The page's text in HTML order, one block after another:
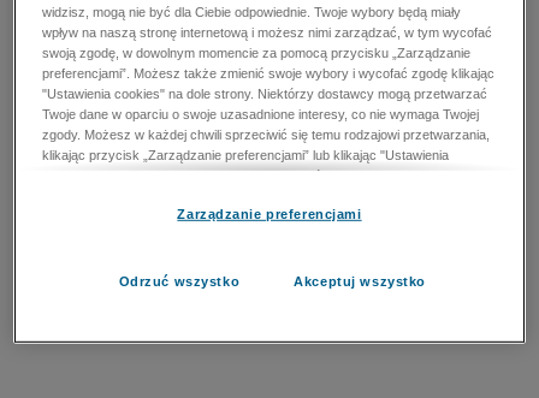
widzisz, mogą nie być dla Ciebie odpowiednie. Twoje wybory będą miały
wpływ na naszą stronę internetową i możesz nimi zarządzać, w tym wycofać
swoją zgodę, w dowolnym momencie za pomocą przycisku „Zarządzanie
preferencjami”. Możesz także zmienić swoje wybory i wycofać zgodę klikając
"Ustawienia cookies" na dole strony. Niektórzy dostawcy mogą przetwarzać
Twoje dane w oparciu o swoje uzasadnione interesy, co nie wymaga Twojej
zgody. Możesz w każdej chwili sprzeciwić się temu rodzajowi przetwarzania,
klikając przycisk „Zarządzanie preferencjami” lub klikając "Ustawienia
cookies" na dole strony. Nie możesz sprzeciwić się przetwarzaniu przez
zapobiegania oszustwom i naprawiania błędów, a w tym celu mogą zostać
przetwarzaniu danych osobowych w celu dostarczania i prezentacji reklam i
Zarządzanie preferencjami
Odrzuć wszystko Akceptuj wszystko